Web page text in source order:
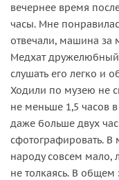
вечернее время
часы. Мне
отвечали, машина за
Медхат
слушать его легко и
Ходили по музею не
не меньше 1,5 часов
даже больше двух
сфотографировать.
народу совсем мало,
не толкаясь. В общем